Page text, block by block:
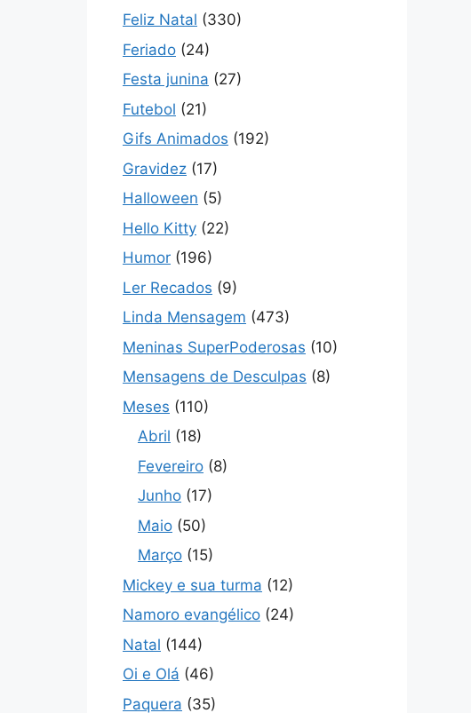
Feliz Natal (330)
Feriado (24)
Festa junina (27)
Futebol (21)
Gifs Animados (192)
Gravidez (17)
Halloween (5)
Hello Kitty (22)
Humor (196)
Ler Recados (9)
Linda Mensagem (473)
Meninas SuperPoderosas (10)
Mensagens de Desculpas (8)
Meses (110)
Abril (18)
Fevereiro (8)
Junho (17)
Maio (50)
Março (15)
Mickey e sua turma (12)
Namoro evangélico (24)
Natal (144)
Oi e Olá (46)
Paquera (35)